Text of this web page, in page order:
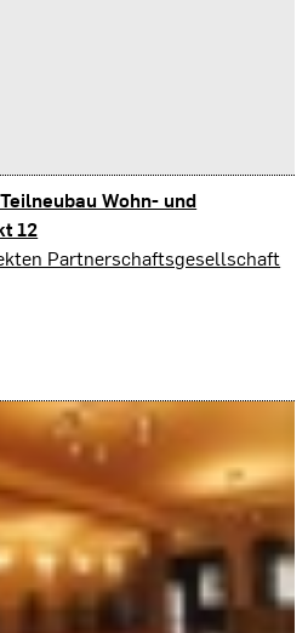
Wohn- und
12
Partnerschaftsgesellschaft